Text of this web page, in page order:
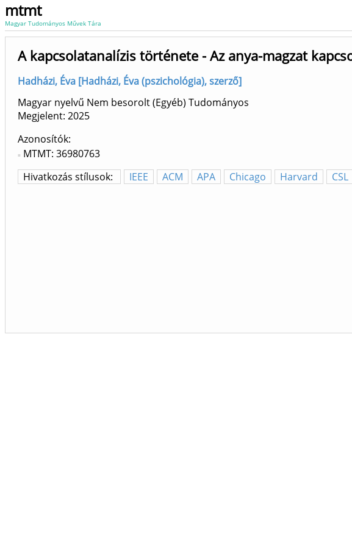
mtmt
Magyar Tudományos Művek Tára
A kapcsolatanalízis története - Az anya-magzat
Hadházi, Éva [Hadházi, Éva (pszichológia), szerző]
Magyar nyelvű Nem besorolt (Egyéb) Tudományos
Megjelent: 2025
Azonosítók
MTMT: 36980763
Hivatkozás stílusok:
IEEE ACM APA Chicago Harvard CSL